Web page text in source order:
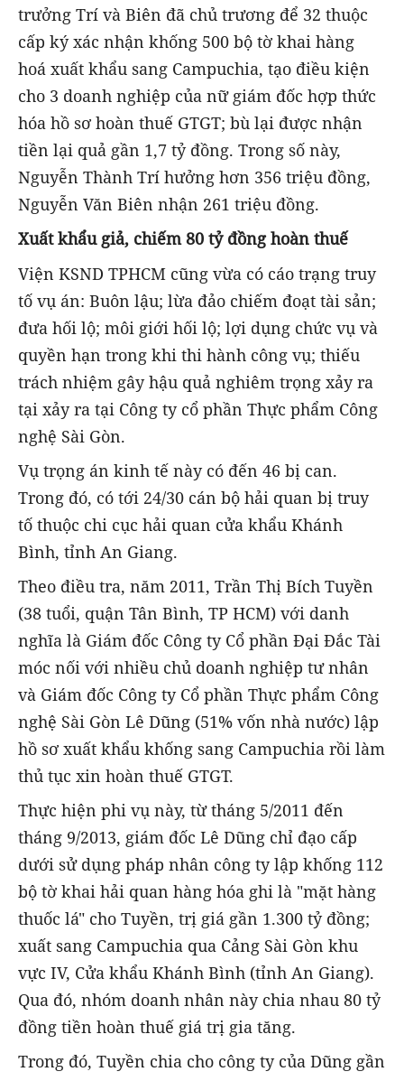
trưởng Trí và Biên đã chủ trương để 32 thuộc
cấp ký xác nhận khống 500 bộ tờ khai hàng
hoá xuất khẩu sang Campuchia, tạo điều kiện
cho 3 doanh nghiệp của nữ giám đốc hợp thức
hóa hồ sơ hoàn thuế GTGT; bù lại được nhận
tiền lại quả gần 1,7 tỷ đồng. Trong số này,
Nguyễn Thành Trí hưởng hơn 356 triệu đồng,
Nguyễn Văn Biên nhận 261 triệu đồng.
Xuất khẩu giả, chiếm 80 tỷ đồng hoàn thuế
Viện KSND TPHCM cũng vừa có cáo trạng truy
tố vụ án: Buôn lậu; lừa đảo chiếm đoạt tài sản;
đưa hối lộ; môi giới hối lộ; lợi dụng chức vụ và
quyền hạn trong khi thi hành công vụ; thiếu
trách nhiệm gây hậu quả nghiêm trọng xảy ra
tại xảy ra tại Công ty cổ phần Thực phẩm Công
nghệ Sài Gòn.
Vụ trọng án kinh tế này có đến 46 bị can.
Trong đó, có tới 24/30 cán bộ hải quan bị truy
tố thuộc chi cục hải quan cửa khẩu Khánh
Bình, tỉnh An Giang.
Theo điều tra, năm 2011, Trần Thị Bích Tuyền
(38 tuổi, quận Tân Bình, TP HCM) với danh
nghĩa là Giám đốc Công ty Cổ phần Đại Đắc Tài
móc nối với nhiều chủ doanh nghiệp tư nhân
và Giám đốc Công ty Cổ phần Thực phẩm Công
nghệ Sài Gòn Lê Dũng (51% vốn nhà nước) lập
hồ sơ xuất khẩu khống sang Campuchia rồi làm
thủ tục xin hoàn thuế GTGT.
Thực hiện phi vụ này, từ tháng 5/2011 đến
tháng 9/2013, giám đốc Lê Dũng chỉ đạo cấp
dưới sử dụng pháp nhân công ty lập khống 112
bộ tờ khai hải quan hàng hóa ghi là "mặt hàng
thuốc lá" cho Tuyền, trị giá gần 1.300 tỷ đồng;
xuất sang Campuchia qua Cảng Sài Gòn khu
vực IV, Cửa khẩu Khánh Bình (tỉnh An Giang).
Qua đó, nhóm doanh nhân này chia nhau 80 tỷ
đồng tiền hoàn thuế giá trị gia tăng.
Trong đó, Tuyền chia cho công ty của Dũng gần